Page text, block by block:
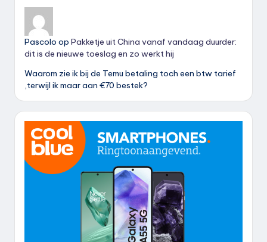
Pascolo op Pakketje uit China vanaf vandaag duurder:
dit is de nieuwe toeslag en zo werkt hij
Waarom zie ik bij de Temu betaling toch een btw tarief
,terwijl ik maar aan €70 bestek?